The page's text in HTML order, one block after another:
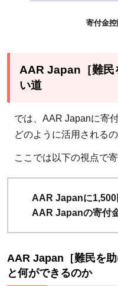
寄付金
AAR Japan［難民
い道
では、AAR Japanに寄
どのように活用される
ここでは以下の視点で
AAR Japanに1,500
AAR Japanの寄付
AAR Japan［難民を
と何ができるのか